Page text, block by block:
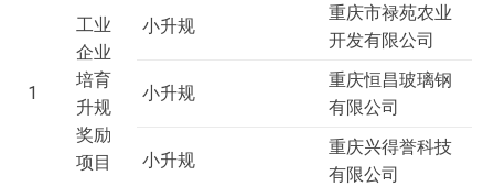
1
工业
企业
培育
升规
奖励
项目
小升规
重庆市禄苑农业
开发有限公司
小升规
重庆恒昌玻璃钢
有限公司
小升规
重庆兴得誉科技
有限公司